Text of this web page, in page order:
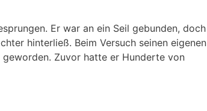
Er war an ein Seil gebunden, doch
hinterließ. Beim Versuch seinen eigenen
Zuvor hatte er Hunderte von